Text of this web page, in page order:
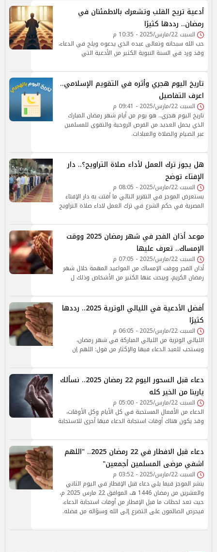
أدعية تريح القلب وتشعرك بالاطمئنان في
رمضان.. رددها كثيرًا
السبت 22/مارس/2025 - 10:35 م
حب الله سبحانه وتعالى عبده الذي يدعوه ويلح في الدعاء،
وقد ورد في السنة النبوية الكثير من الأدعية التي
تاريخ اليوم هجري وأثره في التقويم الإسلامي..
اعرف التفاصيل
السبت 22/مارس/2025 - 09:41 م
تاريخ اليوم هجري.. هو يوم من أيام شهر رمضان المبارك
الذي يحمل العديد من الفرص الروحية والتقوى للمسلمين
عبر الصيام والصلاة والعبادات.
هل يجوز ترك العمل لأداء صلاة التراويح؟.. دار
الإفتاء توضح
السبت 22/مارس/2025 - 08:05 م
يستعرض الموجز في التقرير التالي ما أفتت به دار الإفتاء
المصرية في حكم الشرع في ترك العمل لاداء صلاة التراويح
موعد أذان الفجر في شهر رمضان 2025 ووقت
الإمساك.. تعرف عليها
السبت 22/مارس/2025 - 07:05 م
أذان الفجر ووقت الإمساك من المواعيد المهمة خلال شهر
رمضان الكريم، ويبحث عنها الكثير من الأشخاص وذلك ل
أفضل الأدعية في الليالي الوترية 2025.. رددها
كثيرًا
السبت 22/مارس/2025 - 06:05 م
الليالي الوترية من الليالي المباركة في شهر رمضان،
ويستحب للعبد الدعاء فيها والإكثار من قول: اللهم إن
دعاء قبل السحور اليوم 22 رمضان 2025.. نسألك
ياربنا من الخير كله
السبت 22/مارس/2025 - 05:00 م
الدعاء من الأفعال المستحبة في كل الأيام وكل الأوقات،
وقد يكون هناك أوقات استجابة الدعاء فيها أحرى للاستجابة
دعاء قبل الافطار في 22 رمضان 2025.. "اللهم
اشفي مرضى المسلمين أجمعين"
السبت 22/مارس/2025 - 03:52 م
ينشر الموجز فيما يلي دعاء قبل الإفطار في اليوم الثاني
والعشرين من رمضان 1446 هـ، الموافق 22 مارس 2025 م،
حيث تعد لحظات ما قبل الإفطار من أوقات استجابة الدعاء،
فيحرص الصائمون على التضرع إلى الله وسؤاله من فضله.